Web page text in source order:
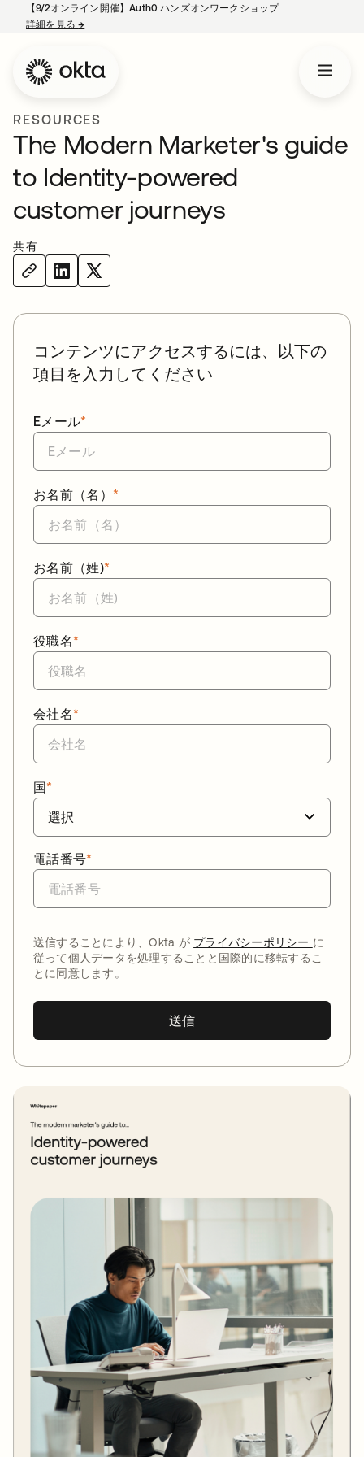
【9/2オンライン開催】Auth0 ハンズオンワークショップ
詳細を見る→
RESOURCES
The Modern Marketer's guide
to Identity-powered
customer journeys
共有
コンテンツにアクセスするには、以下の
項目を入力してください
*
Eメール
*
お名前（名）
*
お名前（姓)
*
役職名
*
会社名
*
国
*
電話番号
送信することにより、Okta が プライバシーポリシー に
従って個人データを処理することと国際的に移転するこ
とに同意します。
送信